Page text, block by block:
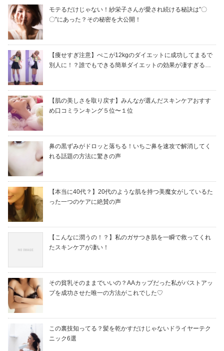
モテるだけじゃない！紗栄子さんが愛され続ける秘訣は”〇
〇”にあった？その秘密を大公開！
【痩せすぎ注意】ぺこが12kgのダイエットに成功してまるで
別人に！？誰でもできる簡単ダイエットの効果が凄すぎる…
【肌の美しさを取り戻す】みんなが選んだスキンケアおすす
め口コミランキング５位〜１位
鼻の黒ずみがドロッと落ちる！いちご鼻を速攻で解消してく
れる話題の方法に驚きの声
【本当に40代？】20代のような肌を持つ美魔女がしているた
った一つのケアに絶賛の声
【こんなに潤うの！？】私のガサつき肌を一瞬で救ってくれ
たスキンケアが凄い！
その貧乳そのままでいいの？AAカップだった私がバストアッ
プを成功させた唯一の方法がこれでした♡
この裏技知ってる？髪を乾かすだけじゃないドライヤーテク
ニック6選